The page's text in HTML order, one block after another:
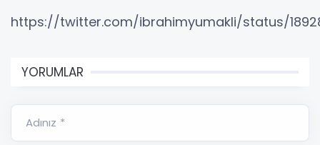
https://twitter.com/ibrahimyumakli/status/
YORUMLAR
Adınız *